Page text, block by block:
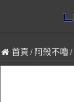
首頁 / 阿殺不嚕/